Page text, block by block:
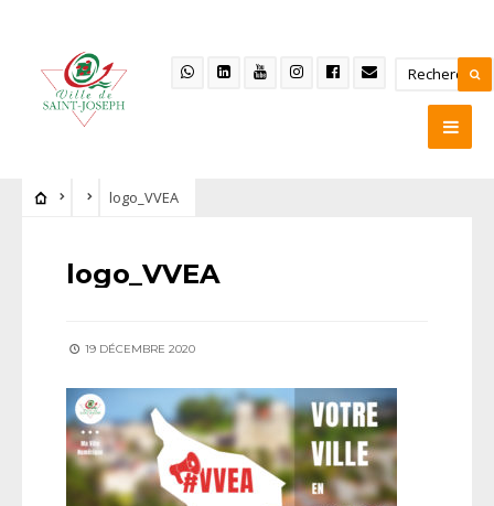
logo_VVEA
logo_VVEA
19 DÉCEMBRE 2020